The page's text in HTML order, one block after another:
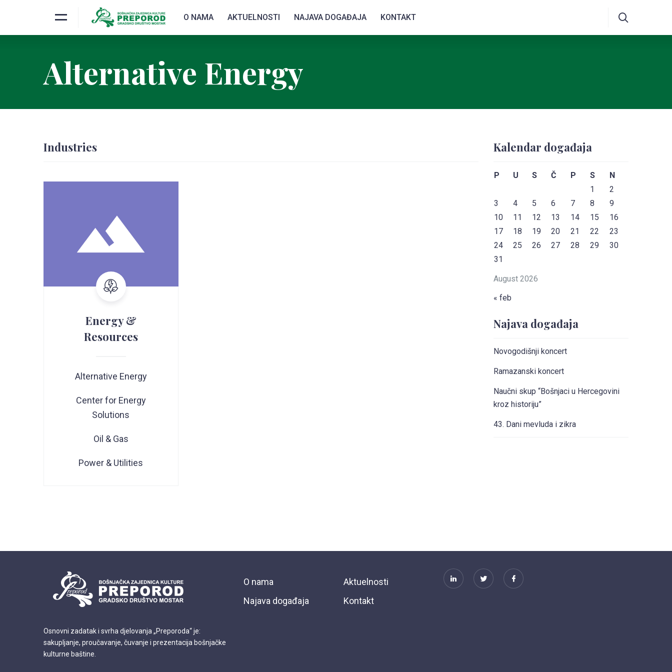
O NAMA AKTUELNOSTI NAJAVA DOGAĐAJA KONTAKT
Alternative Energy
Industries
Energy &
Resources
Alternative Energy
Center for Energy
Solutions
Oil & Gas
Power & Utilities
Kalendar događaja
August 2026
P U S Č P S
N
1
2
3
4 5 6 7 8
9
10
11 12 13 14 15
16
17
18 19 20 21 22
23
24
25 26 27 28 29
30
31
« feb
Najava događaja
Novogodišnji koncert
Ramazanski koncert
Naučni skup “Bošnjaci u Hercegovini
kroz historiju”
43. Dani mevluda i zikra
Osnovni zadatak i svrha djelovanja „Preporoda“ je:
sakupljanje, proučavanje, čuvanje i prezentacija bošnjačke
kulturne baštine.
O nama
Aktuelnosti
Najava događaja
Kontakt